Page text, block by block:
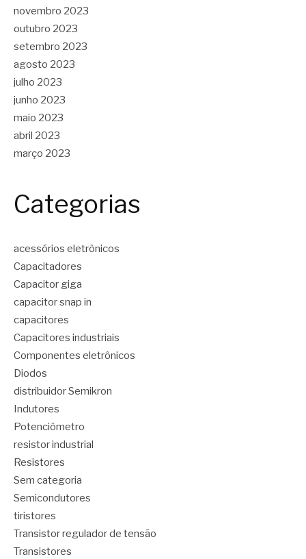
novembro 2023
outubro 2023
setembro 2023
agosto 2023
julho 2023
junho 2023
maio 2023
abril 2023
março 2023
Categorias
acessórios eletrônicos
Capacitadores
Capacitor giga
capacitor snap in
capacitores
Capacitores industriais
Componentes eletrônicos
Diodos
distribuidor Semikron
Indutores
Potenciômetro
resistor industrial
Resistores
Sem categoria
Semicondutores
tiristores
Transistor regulador de tensão
Transistores